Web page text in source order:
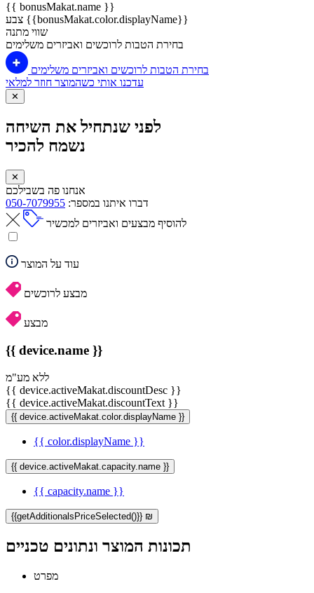
{{ bonusMakat.name }}
צבע {{bonusMakat.color.displayName}}
שווי מתנה
בחירת הטבות לרוכשים ואביזרים משלימים
בחירת הטבות לרוכשים ואביזרים משלימים
עדכנו אותי כשהמוצר חוזר למלאי
✕
לפני שנתחיל את השיחה
נשמח להכיר
✕
אנחנו פה בשבילכם
דברו איתנו במספר: 050-7079955
להוסיף מבצעים ואביזרים למכשיר
עוד על המוצר
מבצע לרוכשים
מבצע
{{ device.name }}
ללא מע"מ
{{ device.activeMakat.discountDesc }}
{{ device.activeMakat.discountText }}
{{ device.activeMakat.color.displayName }}
{{ color.displayName }}
{{ device.activeMakat.capacity.name }}
{{ capacity.name }}
{{getAdditionalsPriceSelected()}} ₪
תכונות המוצר ונתונים טכניים
מפרט